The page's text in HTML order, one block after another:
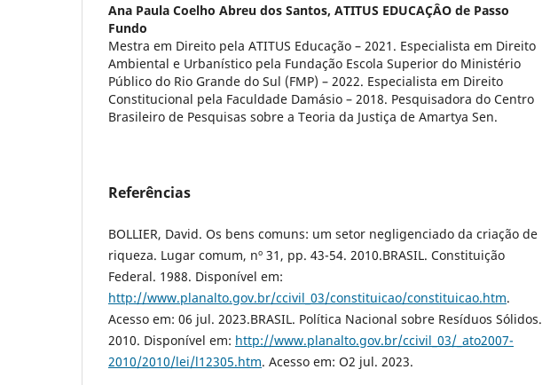
Ana Paula Coelho Abreu dos Santos, ATITUS EDUCAÇÂO de Passo
Fundo
Mestra em Direito pela ATITUS Educação – 2021. Especialista em Direito
Ambiental e Urbanístico pela Fundação Escola Superior do Ministério
Público do Rio Grande do Sul (FMP) – 2022. Especialista em Direito
Constitucional pela Faculdade Damásio – 2018. Pesquisadora do Centro
Brasileiro de Pesquisas sobre a Teoria da Justiça de Amartya Sen.
Referências
BOLLIER, David. Os bens comuns: um setor negligenciado da criação de
riqueza. Lugar comum, nº 31, pp. 43-54. 2010.BRASIL. Constituição
Federal. 1988. Disponível em:
http://www.planalto.gov.br/ccivil_03/constituicao/constituicao.htm.
Acesso em: 06 jul. 2023.BRASIL. Política Nacional sobre Resíduos Sólidos.
2010. Disponível em: http://www.planalto.gov.br/ccivil_03/_ato2007-
2010/2010/lei/l12305.htm. Acesso em: O2 jul. 2023.